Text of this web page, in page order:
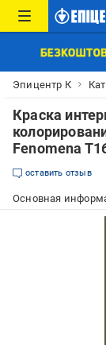
Эпицентр К
Краска
Fenomena
оставить отзыв
Основная